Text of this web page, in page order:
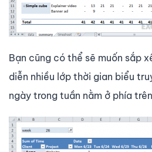
Bạn cũng có thể sẽ muốn sắp
diễn nhiều lớp thời gian biểu
ngày trong tuần nằm ở phía